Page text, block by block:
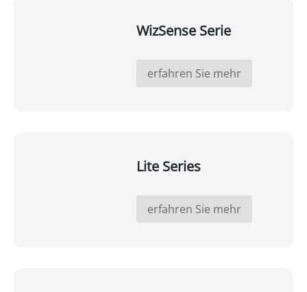
WizSense Serie
erfahren Sie mehr
Lite Series
erfahren Sie mehr